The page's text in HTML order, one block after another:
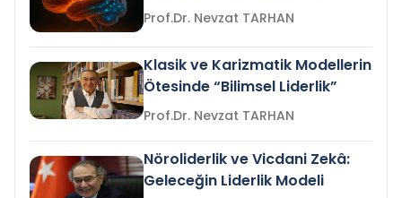
Prof.Dr. Nevzat TARHAN
Klasik ve Karizmatik Modellerin
Ötesinde “Bilimsel Liderlik”
Prof.Dr. Nevzat TARHAN
Nöroliderlik ve Vicdani Zekâ:
Geleceğin Liderlik Modeli